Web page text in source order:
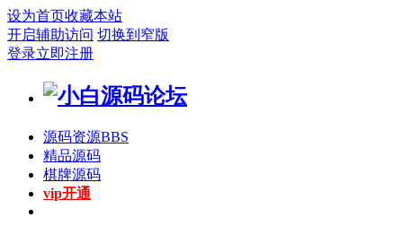
设为首页收藏本站
开启辅助访问 切换到窄版
登录立即注册
源码资源BBS
精品源码
棋牌源码
vip开通